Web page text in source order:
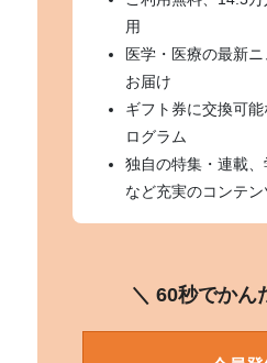
用
医学・医療の最新
お届け
ギフト券に交換可
ログラム
独自の特集・連載、
など充実のコンテン
＼ 60秒でかん